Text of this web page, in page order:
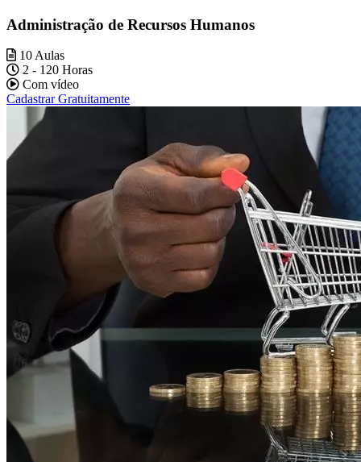
Administração de Recursos Humanos
10 Aulas
2 - 120 Horas
Com vídeo
Cadastrar Gratuitamente